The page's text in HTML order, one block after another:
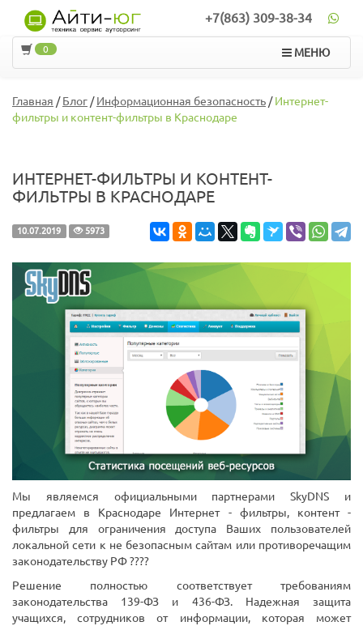
+7(863) 309-38-34
МЕНЮ
0
Главная /Блог/Информационная безопасность/Интернет-
фильтры и контент-фильтры в Краснодаре
ИНТЕРНЕТ-ФИЛЬТРЫ И КОНТЕНТ-
ФИЛЬТРЫ В КРАСНОДАРЕ
10.07.2019 5973
Мы являемся официальными партнерами SkyDNS и
предлагаем в Краснодаре Интернет - фильтры, контент -
фильтры для ограничения доступа Ваших пользователей
локальной сети к не безопасным сайтам или противоречащим
законодательству РФ ????
Решение полностью соответствует требованиям
законодательства 139-ФЗ и 436-ФЗ. Надежная защита
учащихся, сотрудников от информации, которая может